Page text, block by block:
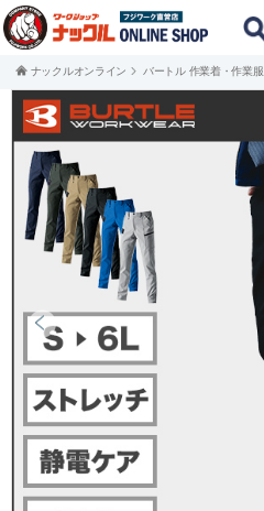
ナックルオンライン バートル 作業着・作業服